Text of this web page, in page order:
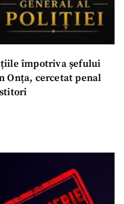
împotriva șefului
Onța, cercetat penal